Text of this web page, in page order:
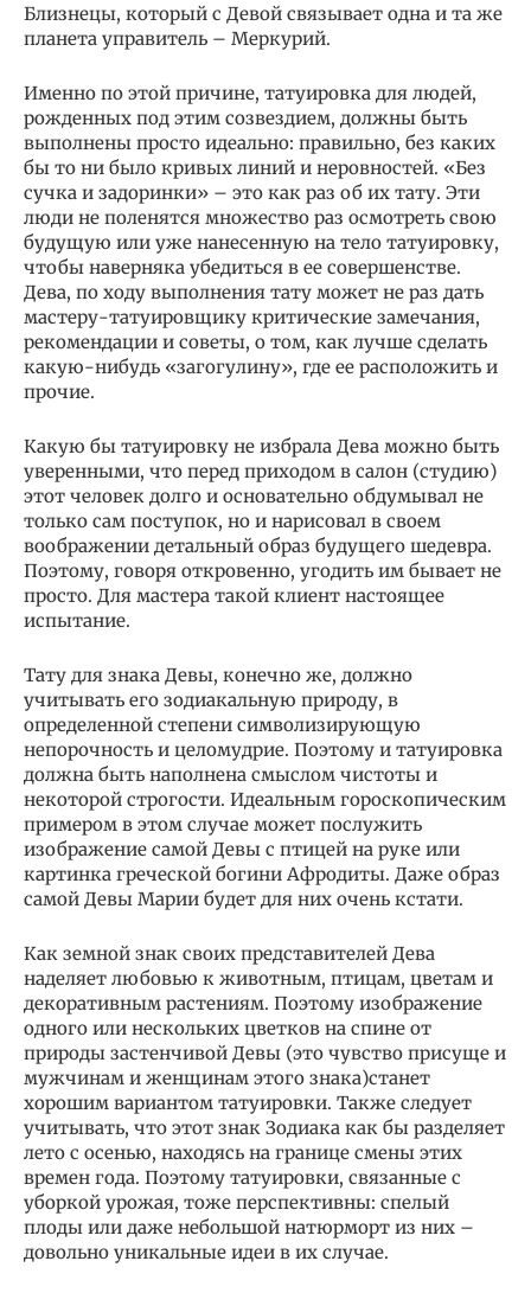
Близнецы, который с Девой связывает одна и та же
планета управитель – Меркурий.
Именно по этой причине, татуировка для людей,
рожденных под этим созвездием, должны быть
выполнены просто идеально: правильно, без каких
бы то ни было кривых линий и неровностей. «Без
сучка и задоринки» – это как раз об их тату. Эти
люди не поленятся множество раз осмотреть свою
будущую или уже нанесенную на тело татуировку,
чтобы наверняка убедиться в ее совершенстве.
Дева, по ходу выполнения тату может не раз дать
мастеру-татуировщику критические замечания,
рекомендации и советы, о том, как лучше сделать
какую-нибудь «загогулину», где ее расположить и
прочие.
Какую бы татуировку не избрала Дева можно быть
уверенными, что перед приходом в салон (студию)
этот человек долго и основательно обдумывал не
только сам поступок, но и нарисовал в своем
воображении детальный образ будущего шедевра.
Поэтому, говоря откровенно, угодить им бывает не
просто. Для мастера такой клиент настоящее
испытание.
Тату для знака Девы, конечно же, должно
учитывать его зодиакальную природу, в
определенной степени символизирующую
непорочность и целомудрие. Поэтому и татуировка
должна быть наполнена смыслом чистоты и
некоторой строгости. Идеальным гороскопическим
примером в этом случае может послужить
изображение самой Девы с птицей на руке или
картинка греческой богини Афродиты. Даже образ
самой Девы Марии будет для них очень кстати.
Как земной знак своих представителей Дева
наделяет любовью к животным, птицам, цветам и
декоративным растениям. Поэтому изображение
одного или нескольких цветков на спине от
природы застенчивой Девы (это чувство присуще и
мужчинам и женщинам этого знака)станет
хорошим вариантом татуировки. Также следует
учитывать, что этот знак Зодиака как бы разделяет
лето с осенью, находясь на границе смены этих
времен года. Поэтому татуировки, связанные с
уборкой урожая, тоже перспективны: спелый
плоды или даже небольшой натюрморт из них –
довольно уникальные идеи в их случае.